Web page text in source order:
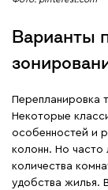
Варианты
Перепланировка
Некоторые
особенностей и
колонн. Но
количества
удобства жилья.